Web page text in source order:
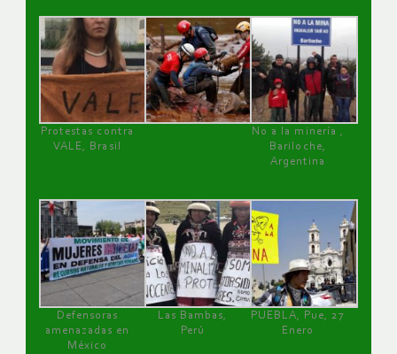
Protestas contra
VALE, Brasil
No a la minería ,
Bariloche,
Argentina
Defensoras
amenazadas en
México
Las Bambas,
Perú
PUEBLA, Pue, 27
Enero